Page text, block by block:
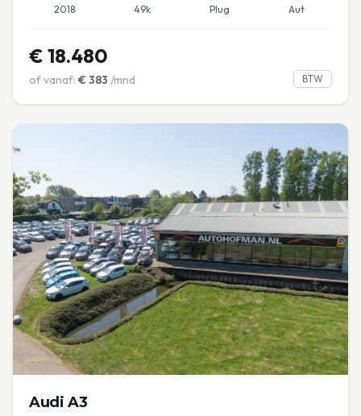
2018 49k Plug Aut
€ 18.480
of vanaf: € 383 /mnd BTW
Audi A3